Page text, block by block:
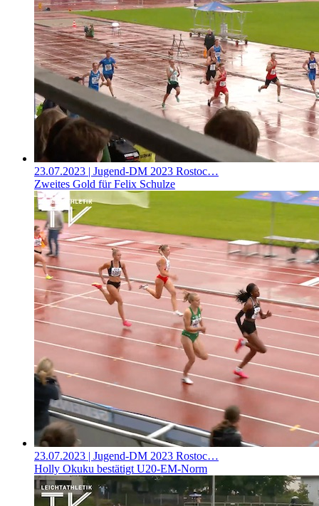
23.07.2023 | Jugend-DM 2023 Rostoc…
Zweites Gold für Felix Schulze
23.07.2023 | Jugend-DM 2023 Rostoc…
Holly Okuku bestätigt U20-EM-Norm